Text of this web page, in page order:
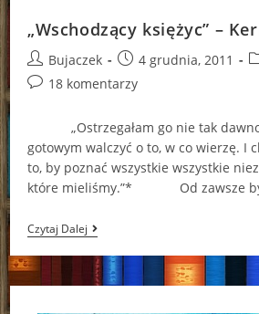
„Wschodzący księżyc” –
Post
author:
Bujaczek
Post
published:
4 grudnia, 2011
Post18 komentarzy
„Ostrzegałam go nie tak
gotowym walczyć o to, w co wierzę. I
to, by poznać wszystkie wszystkie
które mieliśmy.”* Od zawsze
Czytaj Dalej„Wschodzący
Księżyc”
–
Keri
Arthur